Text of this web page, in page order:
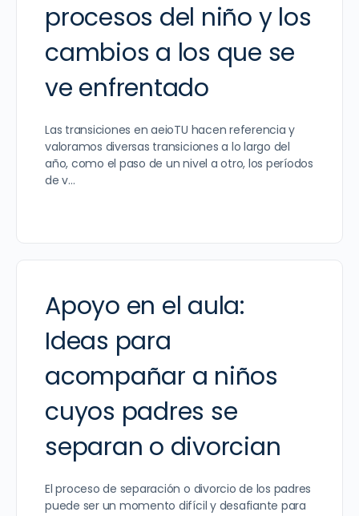
procesos del niño y los
cambios a los que se
ve enfrentado
Las transiciones en aeioTU hacen referencia y
valoramos diversas transiciones a lo largo del
año, como el paso de un nivel a otro, los períodos
de v…
Apoyo en el aula:
Ideas para
acompañar a niños
cuyos padres se
separan o divorcian
El proceso de separación o divorcio de los padres
puede ser un momento difícil y desafiante para